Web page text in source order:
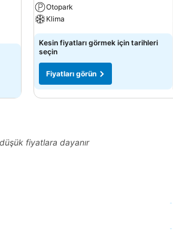
Otopark
Klima
Kesin fiyatları görmek için tarihleri
seçin
Fiyatları görün
fiyatlara dayanır